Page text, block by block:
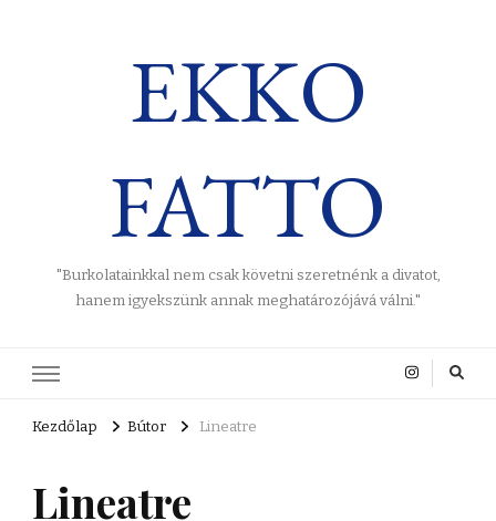
EKKO
FATTO
"Burkolatainkkal nem csak követni szeretnénk a divatot,
hanem igyekszünk annak meghatározójává válni."
Kezdőlap Bútor Lineatre
Lineatre